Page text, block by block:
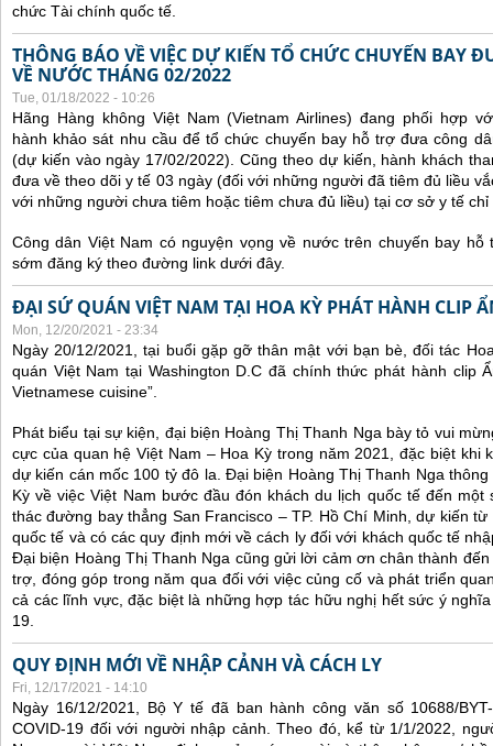
chức Tài chính quốc tế.
THÔNG BÁO VỀ VIỆC DỰ KIẾN TỔ CHỨC CHUYẾN BAY
VỀ NƯỚC THÁNG 02/2022
Tue, 01/18/2022 - 10:26
Hãng Hàng không Việt Nam (Vietnam Airlines) đang phối hợp
hành khảo sát nhu cầu để tổ chức chuyến bay hỗ trợ đưa công
(dự kiến vào ngày 17/02/2022).
Cũng theo dự kiến, hành khách
đưa về theo dõi y tế 03 ngày (đối với những người đã tiêm đủ liều
với những người chưa tiêm hoặc tiêm chưa đủ liều) tại cơ sở y tế chỉ
Công dân Việt Nam có nguyện vọng về nước trên chuyến bay
sớm đăng ký theo đường link dưới đây.
ĐẠI SỨ QUÁN VIỆT NAM TẠI HOA KỲ PHÁT HÀNH CLIP
Mon, 12/20/2021 - 23:34
Ngày 20/12/2021, tại buổi gặp gỡ thân mật với bạn bè, đối tác
quán Việt Nam tại Washington D.C đã chính thức phát hành clip
Vietnamese cuisine”.
Phát biểu tại sự kiện, đại biện Hoàng Thị Thanh Nga bày tỏ vui
cực của quan hệ Việt Nam – Hoa Kỳ trong năm 2021, đặc biệt khi
dự kiến cán mốc 100 tỷ đô la. Đại biện Hoàng Thị Thanh Nga
Kỳ về việc Việt Nam bước đầu đón khách du lịch quốc tế đến
thác đường bay thẳng San Francisco – TP. Hồ Chí Minh, dự kiến
quốc tế và có các quy định mới về cách ly đối với khách quốc tế
Đại biện Hoàng Thị Thanh Nga cũng gửi lời cảm ơn chân thành
trợ, đóng góp trong năm qua đối với việc củng cố và phát triển
cả các lĩnh vực, đặc biệt là những hợp tác hữu nghị hết sức ý
19.
QUY ĐỊNH MỚI VỀ NHẬP CẢNH VÀ CÁCH LY
Fri, 12/17/2021 - 14:10
Ngày 16/12/2021, Bộ Y tế đã ban hành công văn số 10688/
COVID-19 đối với người nhập cảnh. Theo đó, kể từ 1/1/2022,